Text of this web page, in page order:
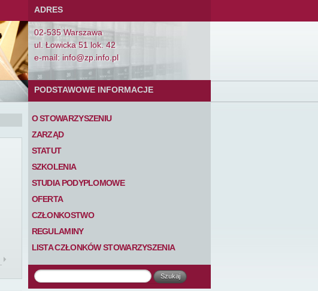
ADRES
02-535 Warszawa
ul. Łowicka 51 lok. 42
e-mail: info@zp.info.pl
PODSTAWOWE INFORMACJE
O STOWARZYSZENIU
ZARZĄD
STATUT
SZKOLENIA
STUDIA PODYPLOMOWE
OFERTA
CZŁONKOSTWO
REGULAMINY
LISTA CZŁONKÓW STOWARZYSZENIA